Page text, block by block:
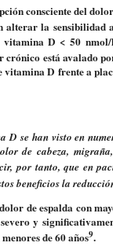
consciente del
alterar la
D < 50
está avalado
D frente a
D se han visto en
de cabeza,
por tanto, que en
beneficios la
dolor de espalda con
y
de 60 años9.